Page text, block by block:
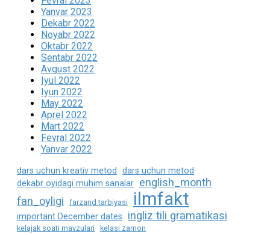
Yanvar 2023
Dekabr 2022
Noyabr 2022
Oktabr 2022
Sentabr 2022
Avgust 2022
Iyul 2022
Iyun 2022
May 2022
Aprel 2022
Mart 2022
Fevral 2022
Yanvar 2022
dars uchun kreativ metod
dars uchun metod
dekabr oyidagi muhim sanalar
english_month
fan_oyligi
farzand tarbiyasi ilmfakt
important December dates ingliz tili gramatikasi
kelajak soati mavzulari kelasi zamon